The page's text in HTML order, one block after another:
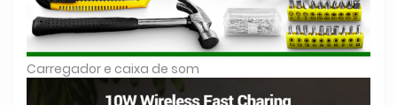
Carregador e caixa de som